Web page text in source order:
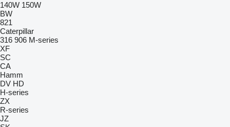
140W 150W
BW
821
Caterpillar
316 906 M-series
XF
SC
CA
Hamm
DV HD
H-series
ZX
R-series
JZ